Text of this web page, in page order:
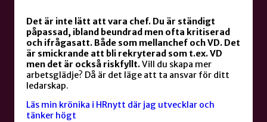
Det är inte lätt att vara chef. Du är ständigt
påpassad, ibland beundrad men ofta kritiserad
och ifrågasatt. Både som mellanchef och VD. Det
är smickrande att bli rekryterad som t.ex. VD
men det är också riskfyllt.Vill du skapa mer
arbetsglädje? Då är det läge att ta ansvar för ditt
ledarskap.
Läs min krönika i HRnytt där jag utvecklar och
tänker högt